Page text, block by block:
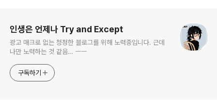
인생은 언제나 Try and Except
광고 매크로 없는 청정한 블로그를 위해 노력중입니다. 근데
나만 노력하는 것 같음… ㅡㅡ
구독하기